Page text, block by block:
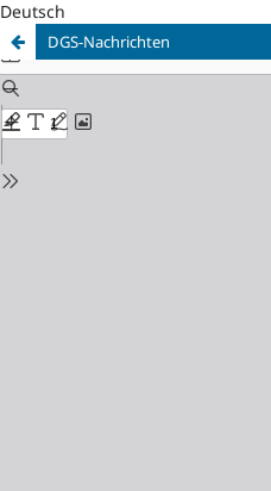
Deutsch
DGS-Nachrichten